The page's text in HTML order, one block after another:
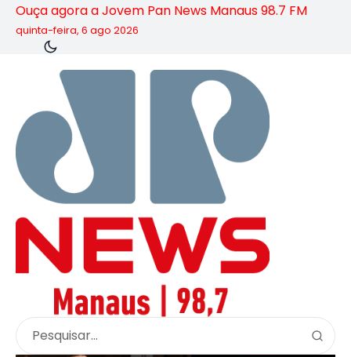
Ouça agora a Jovem Pan News Manaus 98.7 FM
quinta-feira, 6 ago 2026